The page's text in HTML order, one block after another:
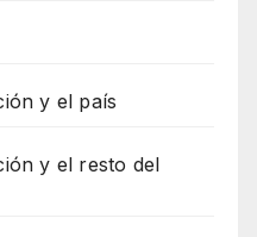
y el país
y el resto del